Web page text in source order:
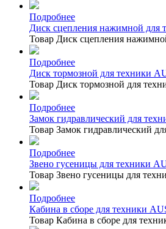
Подробнее
Диск сцепления нажимной для
Товар Диск сцепления
Подробнее
Диск тормозной для техники
Товар Диск тормозной для
Подробнее
Замок гидравлический для
Товар Замок гидравлический
Подробнее
Звено гусеницы для техники
Товар Звено гусеницы для
Подробнее
Кабина в сборе для техники
Товар Кабина в сборе для